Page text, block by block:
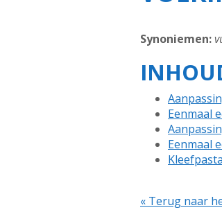
Synoniemen:
Eenmaal
Eenmaal
« Terug naar